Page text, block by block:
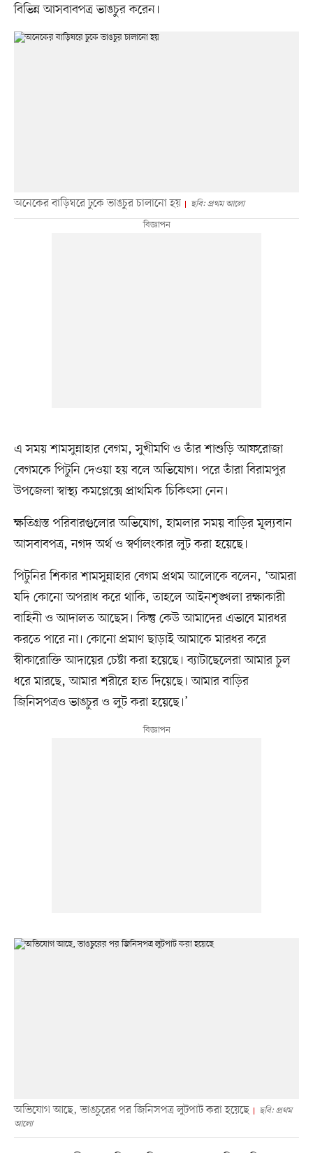
বিভিন্ন আসবাবপত্র ভাঙচুর করেন।
অনেকের বাড়িঘরে ঢুকে ভাঙচুর চালানো হয় ছবি: প্রথম আলো
এ সময় শামসুন্নাহার বেগম, সুখীমণি ও তাঁর শাশুড়ি আফরোজা
বেগমকে পিটুনি দেওয়া হয় বলে অভিযোগ। পরে তাঁরা বিরামপুর
উপজেলা স্বাস্থ্য কমপ্লেক্সে প্রাথমিক চিকিৎসা নেন।
ক্ষতিগ্রস্ত পরিবারগুলোর অভিযোগ, হামলার সময় বাড়ির মূল্যবান
আসবাবপত্র, নগদ অর্থ ও স্বর্ণালংকার লুট করা হয়েছে।
পিটুনির শিকার শামসুন্নাহার বেগম প্রথম আলোকে বলেন, ‘আমরা
যদি কোনো অপরাধ করে থাকি, তাহলে আইনশৃঙ্খলা রক্ষাকারী
বাহিনী ও আদালত আছেস। কিন্তু কেউ আমাদের এভাবে মারধর
করতে পারে না। কোনো প্রমাণ ছাড়াই আমাকে মারধর করে
স্বীকারোক্তি আদায়ের চেষ্টা করা হয়েছে। ব্যাটাছেলেরা আমার চুল
ধরে মারছে, আমার শরীরে হাত দিয়েছে। আমার বাড়ির
জিনিসপত্রও ভাঙচুর ও লুট করা হয়েছে।’
অভিযোগ আছে, ভাঙচুরের পর জিনিসপত্র লুটপাট করা হয়েছে
ছবি: প্রথম
আলো